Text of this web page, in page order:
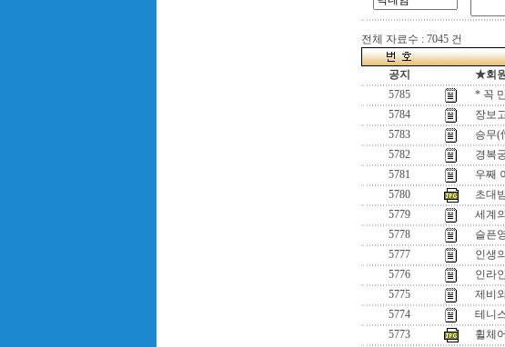
전체 자료수 : 7045 건
공지 ★회
5785
* 꼭
5784
장보
5783
승무(
5782
경복
5781
우째
5780
초대
5779
세계
5778
슬픈
5777
인생
5776
인라
5775
제비
5774
테니
5773
휠체